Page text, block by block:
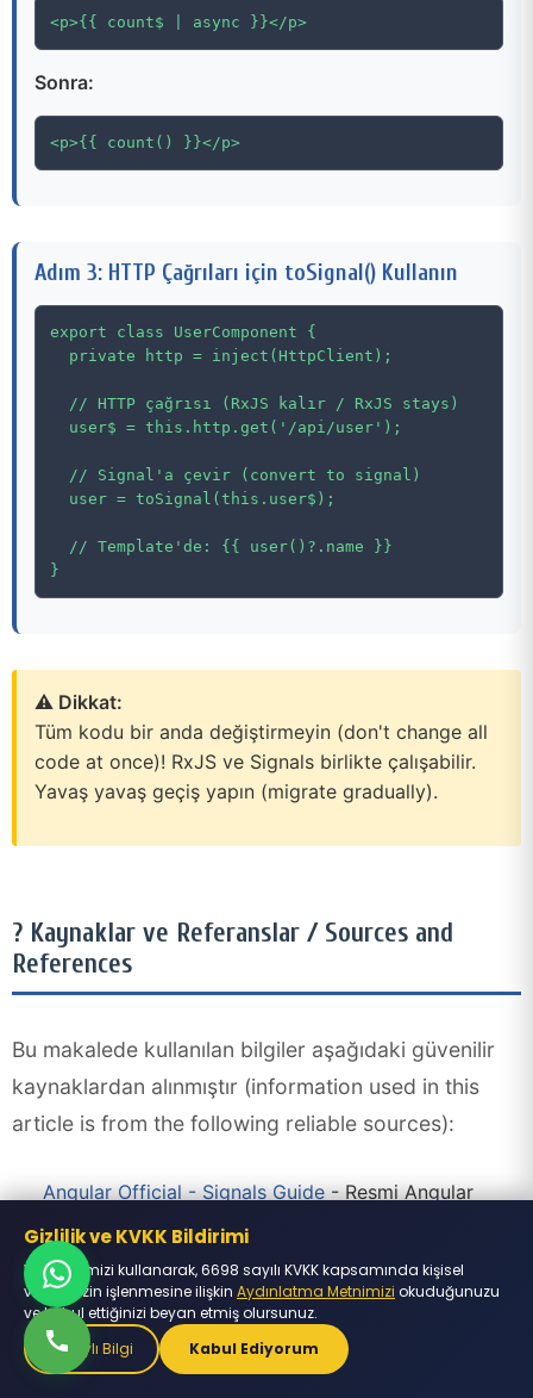
<p>{{ count$ | async }}</p>
Sonra:
<p>{{ count() }}</p>
Adım 3: HTTP Çağrıları için toSignal() Kullanın
export class UserComponent {
  private http = inject(HttpClient);
  // HTTP çağrısı (RxJS kalır / RxJS stays)
  user$ = this.http.get('/api/user');
  // Signal'a çevir (convert to signal)
  user = toSignal(this.user$);
  // Template'de: {{ user()?.name }}
}
⚠️ Dikkat:
Tüm kodu bir anda değiştirmeyin (don't change all
code at once)! RxJS ve Signals birlikte çalışabilir.
Yavaş yavaş geçiş yapın (migrate gradually).
? Kaynaklar ve Referanslar / Sources and
References
Bu makalede kullanılan bilgiler aşağıdaki güvenilir
kaynaklardan alınmıştır (information used in this
article is from the following reliable sources):
Angular Official - Signals Guide- Resmi Angular
Signals dökümanları
Angular University - Complete Signals Guide (March
2025)- Kapsamlı Signals rehberi
Medium - Signals in Angular 18 with Examples
Angular 18 örnekleri
Gençay Yıldız - Angular Signals Detaylı İnceleme
Gizlilik ve KVKK Bildirimi
Web sitemizi kullanarak, 6698 sayılı KVKK kapsamında kişisel
verilerinizin işlenmesine ilişkin Aydınlatma Metnimizi okuduğunuzu
ve kabul ettiğinizi beyan etmiş olursunuz.
Detaylı Bilgi
Kabul Ediyorum